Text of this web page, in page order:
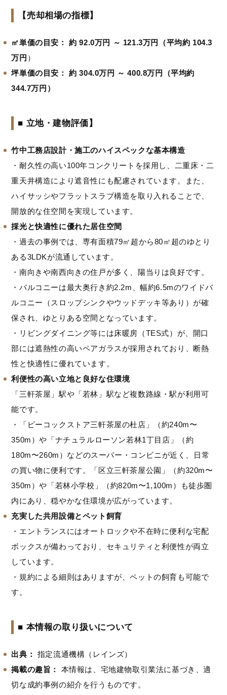
【売却相場の指標】
㎡単価の目安：
約 92.0万円 ～ 121.3万円（平均約 104.3
万円 ）
坪単価の目安：
約 304.0万円 ～ 400.8万円（平均約
344.7万円）
■ 立地・建物評価 】
竹中工務店設計・施工のハイスペックな基本構造
・耐久性の高い100年コンクリートを採用し、二重床・二
重天井構造により遮音性にも配慮されています。また、
ハイサッシやフラットスラブ構造を取り入れることで、
開放的な住空間を実現しています。
採光と快適性に優れた居住空間
・過去の事例では、専有面積79㎡超から80㎡超のゆとり
ある3LDKが流通しています。
・南向きや南西向きの住戸が多く、陽当りは良好です。
・バルコニーは最大奥行き約2.2m、幅約6.5mのワイドバ
ルコニー（スロップシンクやウッドデッキ等あり）が確
保され、ゆとりある空間となっています。
・リビングダイニング等には床暖房（TES式）が、開口
部には遮熱性の高いペアガラスが採用されており、断熱
性と快適性に優れています。
利便性の高い立地と良好な住環境
「三軒茶屋」駅や「若林」駅など複数路線・駅が利用可
能です。
・「ピーコックストア三軒茶屋の杜店」（約240m〜
350m）や「ナチュラルローソン若林1丁目店」（約
180m〜260m）などのスーパー・コンビニが近く、日常
の買い物に便利です。「区立三軒茶屋公園」（約320m〜
350m）や「若林小学校」（約820m〜1,100m）も徒歩圏
内にあり、穏やかな住環境が広がっています。
充実した共用設備とペット飼育
・エントランスにはオートロックや不在時に便利な宅配
ボックスが備わっており、セキュリティと利便性が両立
しています。
・規約による細則はありますが、ペットの飼育も可能で
す。
■ 本情報の取り扱いについて
出典：
指定流通機構（レインズ）
掲載の趣旨：
本情報は、宅地建物取引業法に基づき、適
切な成約事例の紹介を行うものです。